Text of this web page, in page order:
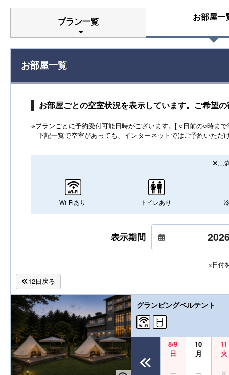
プラン一覧 お部屋一
お部屋一覧
お部屋ごとの空室状況を表示しています。ご希望
※プランごとに予約受付可能日時がございます。[ ○日前の○時まで
下記一覧で空室があっても、インターネットではご予約いただ
…
Wi-Fiあり トイレあり
表示期間
※日付
12日戻る
グランピングベルテント
8/9
日
10
月
11
火